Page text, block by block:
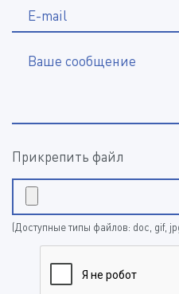
E-mail
Ваше сообщение
Прикрепить файл
(Доступные типы файлов: doc, gif,